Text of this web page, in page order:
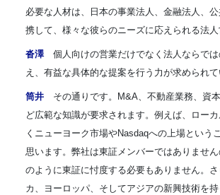
必要な人材は、日本の事業法人、金融法人、
携して、様々な彼らのニーズに応えられる法人
沓澤個人向けの営業だけでなく法人ならでは
え、有益な具体的な提案を行う力が求められて
筒井 その通りです。M&A、不動産業務、資
ど広範な知識が要求されます。例えば、ロー
くニューヨーク市場やNasdaqへの上場という
思います。弊社は東証メンバーではありませ
のように東証に忖度する必要もありません。さ
カ、ヨーロッパ、そしてアジアの新興技術を